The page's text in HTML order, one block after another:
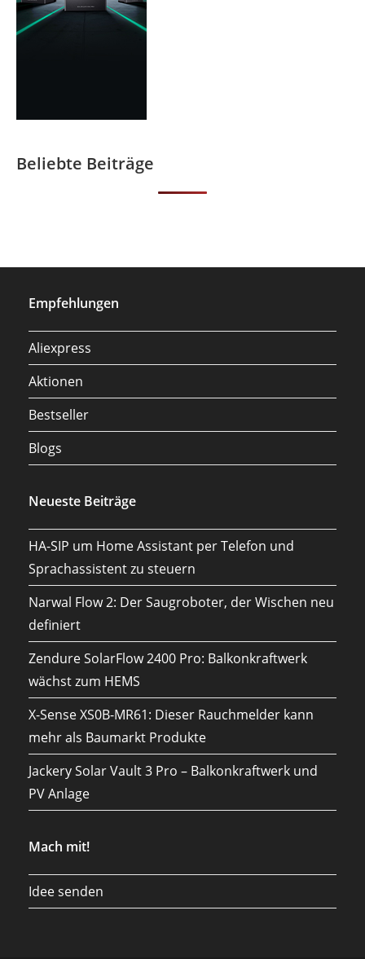
Beliebte Beiträge
Empfehlungen
Aliexpress
Aktionen
Bestseller
Blogs
Neueste Beiträge
HA-SIP um Home Assistant per Telefon und
Sprachassistent zu steuern
Narwal Flow 2: Der Saugroboter, der Wischen neu
definiert
Zendure SolarFlow 2400 Pro: Balkonkraftwerk
wächst zum HEMS
X-Sense XS0B-MR61: Dieser Rauchmelder kann
mehr als Baumarkt Produkte
Jackery Solar Vault 3 Pro – Balkonkraftwerk und
PV Anlage
Mach mit!
Idee senden